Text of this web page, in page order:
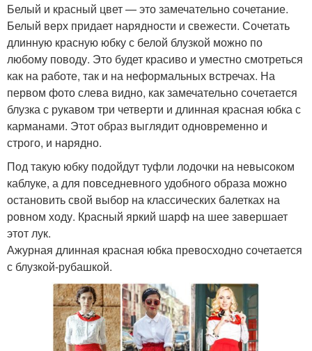
Белый и красный цвет — это замечательно сочетание.
Белый верх придает нарядности и свежести. Сочетать
длинную красную юбку с белой блузкой можно по
любому поводу. Это будет красиво и уместно смотреться
как на работе, так и на неформальных встречах. На
первом фото слева видно, как замечательно сочетается
блузка с рукавом три четверти и длинная красная юбка с
карманами. Этот образ выглядит одновременно и
строго, и нарядно.
Под такую юбку подойдут туфли лодочки на невысоком
каблуке, а для повседневного удобного образа можно
остановить свой выбор на классических балетках на
ровном ходу. Красный яркий шарф на шее завершает
этот лук.
Ажурная длинная красная юбка превосходно сочетается
с блузкой-рубашкой.